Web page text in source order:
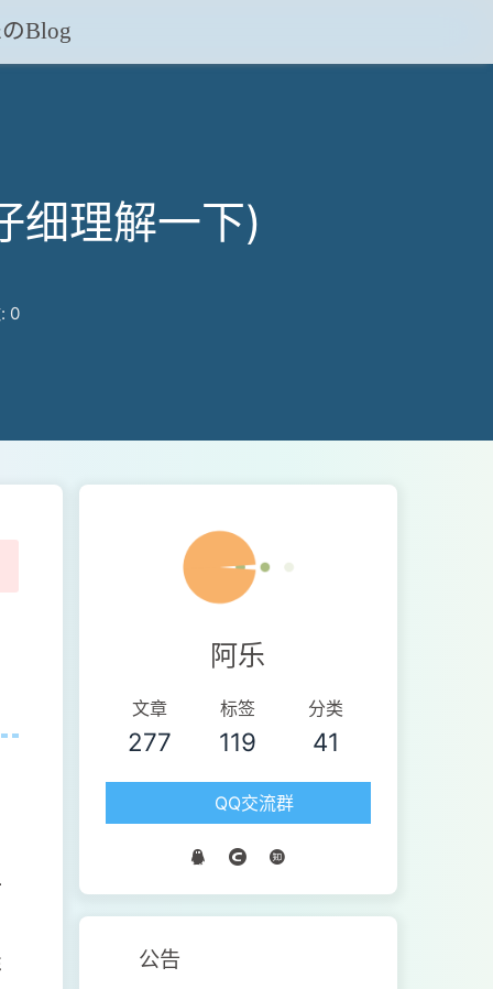
Blog
细理解一下)
0
阿乐
文章
277
标签
119
分类
41
QQ交流群
公告